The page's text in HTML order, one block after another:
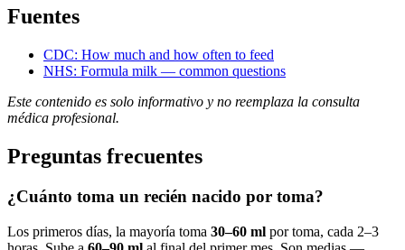
Fuentes
CDC: How much and how often to feed
NHS: Formula milk — common questions
Este contenido es solo informativo y no reemplaza la consulta
médica profesional.
Preguntas frecuentes
¿Cuánto toma un recién nacido por toma?
Los primeros días, la mayoría toma 30–60 ml por toma, cada 2–3